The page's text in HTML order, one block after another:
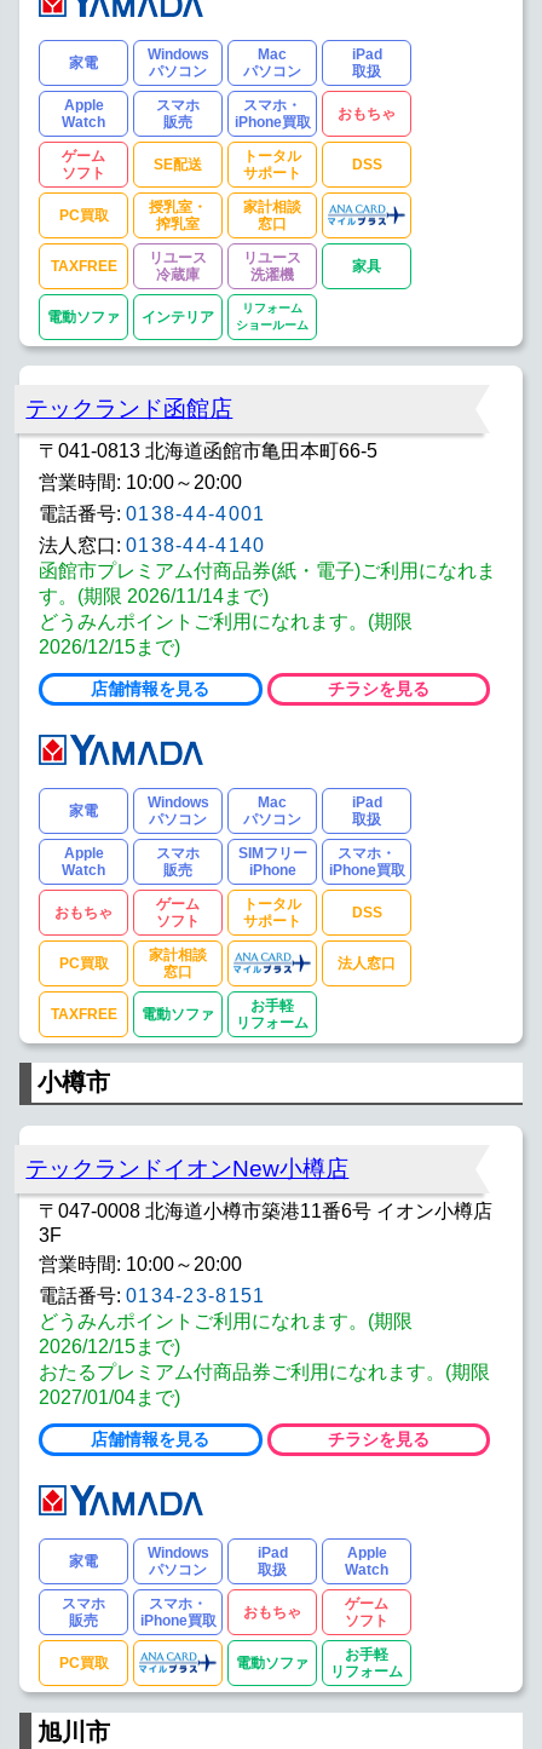
家電
Windows
パソコン
Mac
パソコン
iPad
取扱
Apple
Watch
スマホ
販売
スマホ・
iPhone買取
おもちゃ
ゲーム
ソフト
SE配送
トータル
サポート
DSS
PC買取
授乳室・
搾乳室
家計相談
窓口
TAXFREE
リユース
冷蔵庫
リユース
洗濯機
家具
電動ソファ インテリア
リフォーム
ショールーム
テックランド函館店
〒041-0813 北海道函館市亀田本町66-5
営業時間: 10:00～20:00
電話番号: 0138-44-4001
法人窓口: 0138-44-4140
函館市プレミアム付商品券(紙・電子)ご利用になれま
す。(期限 2026/11/14まで)
どうみんポイントご利用になれます。(期限
2026/12/15まで)
店舗情報を見る チラシを見る
家電
Windows
パソコン
Mac
パソコン
iPad
取扱
Apple
Watch
スマホ
販売
SIMフリー
iPhone
スマホ・
iPhone買取
おもちゃ
ゲーム
ソフト
トータル
サポート
DSS
PC買取
家計相談
窓口
法人窓口
TAXFREE 電動ソファ
お手軽
リフォーム
小樽市
テックランドイオンNew小樽店
〒047-0008 北海道小樽市築港11番6号 イオン小樽店
3F
営業時間: 10:00～20:00
電話番号: 0134-23-8151
どうみんポイントご利用になれます。(期限
2026/12/15まで)
おたるプレミアム付商品券ご利用になれます。(期限
2027/01/04まで)
店舗情報を見る チラシを見る
家電
Windows
パソコン
iPad
取扱
Apple
Watch
スマホ
販売
スマホ・
iPhone買取
おもちゃ
ゲーム
ソフト
PC買取 電動ソファ
お手軽
リフォーム
旭川市